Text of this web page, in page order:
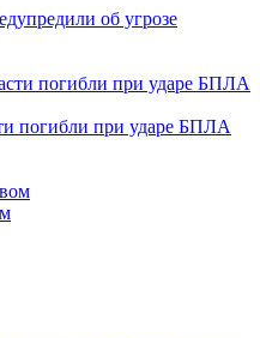
об угрозе
погибли при ударе БПЛА